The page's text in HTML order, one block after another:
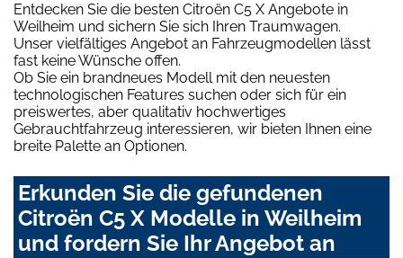
Entdecken Sie die besten Citroën C5 X Angebote in
Weilheim und sichern Sie sich Ihren Traumwagen.
Unser vielfältiges Angebot an Fahrzeugmodellen lässt
fast keine Wünsche offen.
Ob Sie ein brandneues Modell mit den neuesten
technologischen Features suchen oder sich für ein
preiswertes, aber qualitativ hochwertiges
Gebrauchtfahrzeug interessieren, wir bieten Ihnen eine
breite Palette an Optionen.
Erkunden Sie die gefundenen
Citroën C5 X Modelle in Weilheim
und fordern Sie Ihr Angebot an